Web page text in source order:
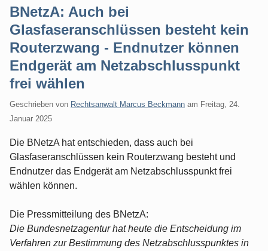
BNetzA: Auch bei
Glasfaseranschlüssen besteht kein
Routerzwang - Endnutzer können
Endgerät am Netzabschlusspunkt
frei wählen
Geschrieben von Rechtsanwalt Marcus Beckmann am Freitag, 24.
Januar 2025
Die BNetzA hat entschieden, dass auch bei
Glasfaseranschlüssen kein Routerzwang besteht und
Endnutzer das Endgerät am Netzabschlusspunkt frei
wählen können.
Die Pressmitteilung des BNetzA:
Die Bundesnetzagentur hat heute die Entscheidung im
Verfahren zur Bestimmung des Netzabschlusspunktes in